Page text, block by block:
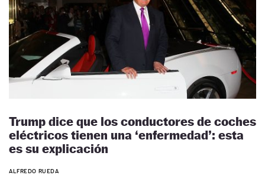
Trump dice que los conductores de coches
eléctricos tienen una ‘enfermedad’: esta
es su explicación
ALFREDO RUEDA